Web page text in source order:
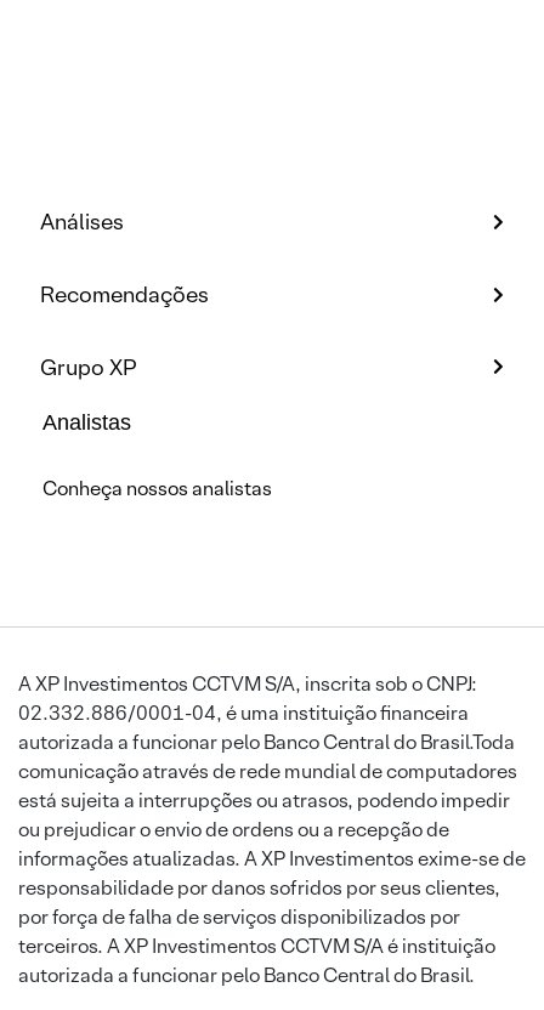
Análises
Recomendações
Grupo XP
Analistas
Conheça nossos analistas
A XP Investimentos CCTVM S/A, inscrita sob o CNPJ:
02.332.886/0001-04, é uma instituição financeira
autorizada a funcionar pelo Banco Central do Brasil.Toda
comunicação através de rede mundial de computadores
está sujeita a interrupções ou atrasos, podendo impedir
ou prejudicar o envio de ordens ou a recepção de
informações atualizadas. A XP Investimentos exime-se de
responsabilidade por danos sofridos por seus clientes,
por força de falha de serviços disponibilizados por
terceiros. A XP Investimentos CCTVM S/A é instituição
autorizada a funcionar pelo Banco Central do Brasil.